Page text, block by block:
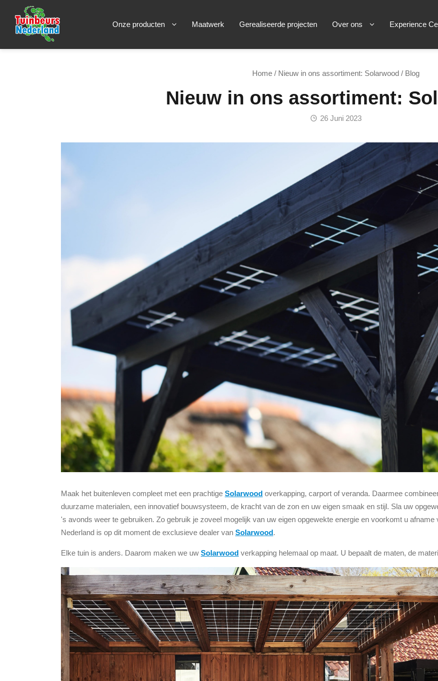
Onze producten Maatwerk Gerealiseerde projecten Over ons Experience
Home/ Nieuw in ons assortiment: Solarwood / Blog
Nieuw in ons assortiment:
26 Juni 2023
Maak het buitenleven compleet met een prachtige Solarwood overkapping, carport of veranda. Daarmee
duurzame materialen, een innovatief bouwsysteem, de kracht van de zon en uw eigen smaak en stijl. Sla uw
's avonds weer te gebruiken. Zo gebruik je zoveel mogelijk van uw eigen opgewekte energie en voorkomt u
Nederland is op dit moment de exclusieve dealer van Solarwood.
Elke tuin is anders. Daarom maken we uw Solarwood verkapping helemaal op maat. U bepaalt de maten, de